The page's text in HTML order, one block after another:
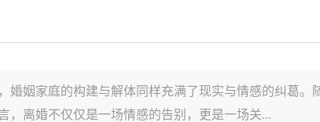
姻家庭的构建与解体同样充满了现实与情感的纠葛。
，离婚不仅仅是一场情感的告别，更是一场关...